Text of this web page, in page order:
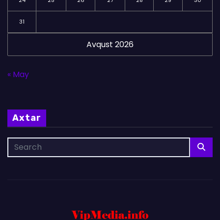
Avqust 2026
31
« May
Axtar